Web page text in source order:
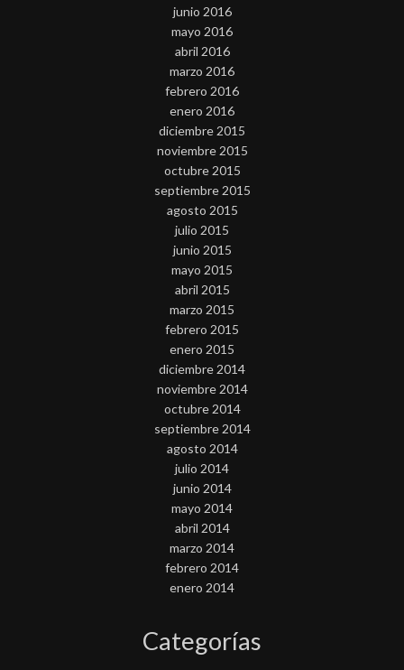
junio 2016
mayo 2016
abril 2016
marzo 2016
febrero 2016
enero 2016
diciembre 2015
noviembre 2015
octubre 2015
septiembre 2015
agosto 2015
julio 2015
junio 2015
mayo 2015
abril 2015
marzo 2015
febrero 2015
enero 2015
diciembre 2014
noviembre 2014
octubre 2014
septiembre 2014
agosto 2014
julio 2014
junio 2014
mayo 2014
abril 2014
marzo 2014
febrero 2014
enero 2014
Categorías